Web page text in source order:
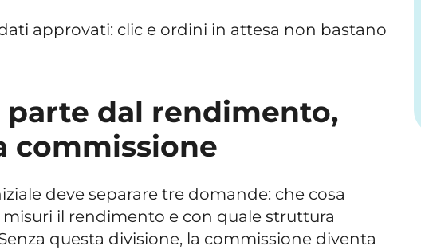
approvati: clic e ordini in attesa non bastano
parte dal rendimento,
commissione
deve separare tre domande: che cosa
il rendimento e con quale struttura
questa divisione, la commissione diventa